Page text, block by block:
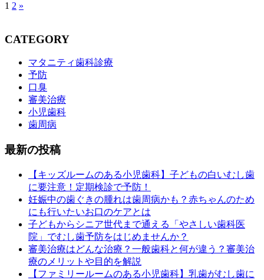
1 2 »
CATEGORY
マタニティ歯科診療
予防
口臭
審美治療
小児歯科
歯周病
最新の投稿
【キッズルームのある小児歯科】子どもの白いむし歯
に要注意！定期検診で予防！
妊娠中の歯ぐきの腫れは歯周病かも？赤ちゃんのため
にも行いたいお口のケアとは
子どもからシニア世代まで通える「やさしい歯科医
院」でむし歯予防をはじめませんか？
審美治療はどんな治療？一般歯科と何が違う？審美治
療のメリットや目的を解説
【ファミリールームのある小児歯科】乳歯がむし歯に